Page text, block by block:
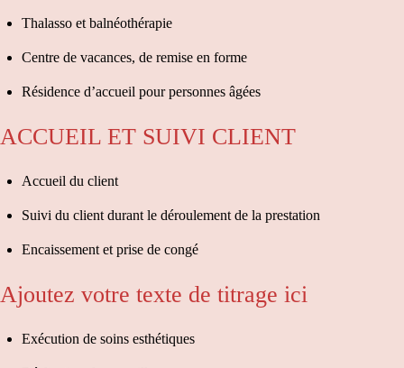
Thalasso et balnéothérapie
Centre de vacances, de remise en forme
Résidence d’accueil pour personnes âgées
ACCUEIL ET SUIVI CLIENT
Accueil du client
Suivi du client durant le déroulement de la prestation
Encaissement et prise de congé
Ajoutez votre texte de titrage ici
Exécution de soins esthétiques